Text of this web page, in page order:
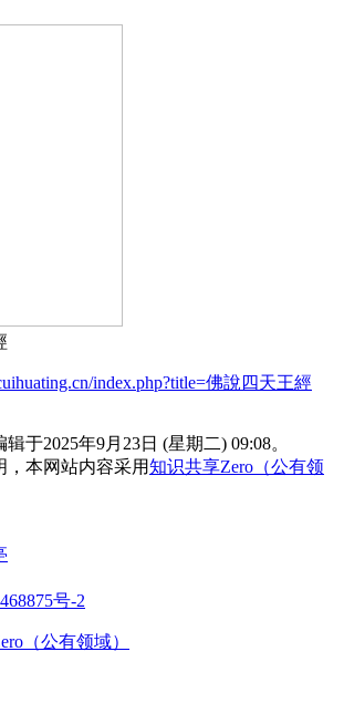
index.php?title=佛說四天王經
于2025年9月23日 (星期二) 09:08。
，本网站内容采用知识共享Zero（公有领
号-2